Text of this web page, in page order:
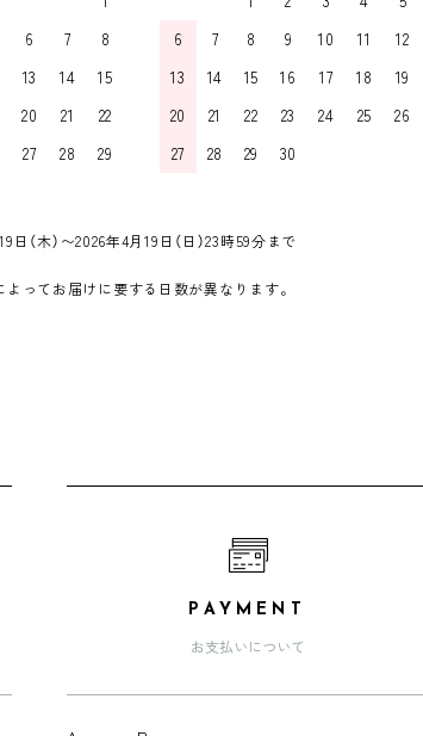
6 7
8
13 14
15
20 21
22
27 28
29
6
7 8 9 10 11
12
13
14 15 16 17 18
19
20
21 22 23 24 25
26
27
28 29 30
（木）〜2026年4月19日（日）23時59分まで
ってお届けに要する日数が異なります。
PAYMENT
お支払いについて